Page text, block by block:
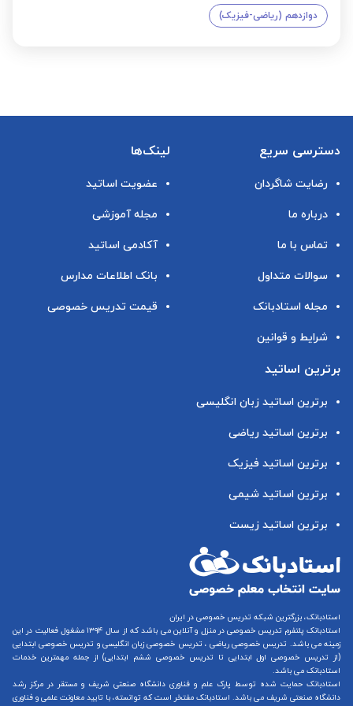
دوازدهم (ریاضی-فیزیک)
دسترسی سریع
رضایت شاگردان
درباره ما
تماس با ما
سوالات متداول
مجله استادبانک
شرایط و قوانین
لینک‌ها
عضویت اساتید
مجله آموزشی
آکادمی اساتید
بانک اطلاعات مدارس
قیمت تدریس خصوصی
برترین اساتید
برترین اساتید زبان انگلیسی
برترین اساتید ریاضی
برترین اساتید فیزیک
برترین اساتید شیمی
برترین اساتید زیست
استادبانک، بزرگترین شبکه تدریس خصوصی در ایران
استادبانک پلتفرم تدریس خصوصی در منزل و آنلاین
می باشد که از سال ۱۳۹۴ مشغول فعالیت در این
زمینه می باشد. تدریس خصوصی ریاضی ، تدریس خصوصی زبان انگلیسیو تدریس خصوصی ابتدایی
(از تدریس خصوصی اول ابتدایی تا تدریس خصوصی ششم ابتدایی) از جمله مهمترین خدمات
استادبانک می باشد.
استادبانک حمایت شده توسط پارک علم و فناوری دانشگاه صنعتی شریف و مستقر در مرکز رشد
دانشگاه صنعتی شریف می باشد. استادبانک مفتخر است که توانسته، با تایید معاونت علمی و فناوری